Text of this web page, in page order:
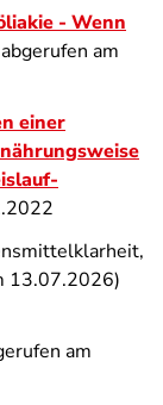
- Wenn
am
einer
13.07.2026)
am